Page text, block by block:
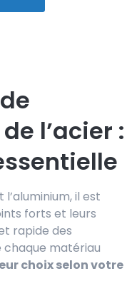
l’acier :
il est
forts et leurs
rapide des
matériau
choix selon votre